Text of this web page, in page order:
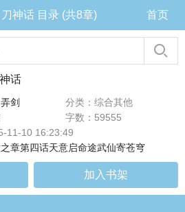
神话 目录 (共8章) 首页
话
剑
分类：综合其他
字数：59555
11-10 16:23:49
章第四话天意启命途武仙寄苍穹
加入书架